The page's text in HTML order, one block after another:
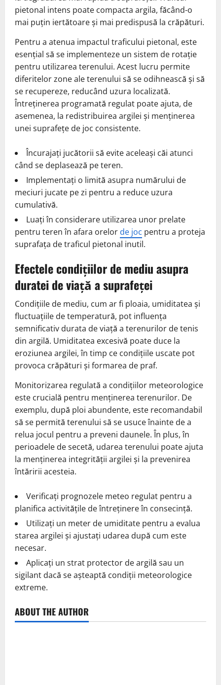
pietonal intens poate compacta argila, făcând-o
mai puțin iertătoare și mai predispusă la crăpături.
Pentru a atenua impactul traficului pietonal, este
esențial să se implementeze un sistem de rotație
pentru utilizarea terenului. Acest lucru permite
diferitelor zone ale terenului să se odihnească și să
se recupereze, reducând uzura localizată.
Întreținerea programată regulat poate ajuta, de
asemenea, la redistribuirea argilei și menținerea
unei suprafețe de joc consistente.
Încurajați jucătorii să evite aceleași căi atunci
când se deplasează pe teren.
Implementați o limită asupra numărului de
meciuri jucate pe zi pentru a reduce uzura
cumulativă.
Luați în considerare utilizarea unor prelate
pentru teren în afara orelor de joc pentru a proteja
suprafața de traficul pietonal inutil.
Efectele condițiilor de mediu asupra
duratei de viață a suprafeței
Condițiile de mediu, cum ar fi ploaia, umiditatea și
fluctuațiile de temperatură, pot influența
semnificativ durata de viață a terenurilor de tenis
din argilă. Umiditatea excesivă poate duce la
eroziunea argilei, în timp ce condițiile uscate pot
provoca crăpături și formarea de praf.
Monitorizarea regulată a condițiilor meteorologice
este crucială pentru menținerea terenurilor. De
exemplu, după ploi abundente, este recomandabil
să se permită terenului să se usuce înainte de a
relua jocul pentru a preveni daunele. În plus, în
perioadele de secetă, udarea terenului poate ajuta
la menținerea integrității argilei și la prevenirea
întăririi acesteia.
Verificați prognozele meteo regulat pentru a
planifica activitățile de întreținere în consecință.
Utilizați un meter de umiditate pentru a evalua
starea argilei și ajustați udarea după cum este
necesar.
Aplicați un strat protector de argilă sau un
sigilant dacă se așteaptă condiții meteorologice
extreme.
ABOUT THE AUTHOR